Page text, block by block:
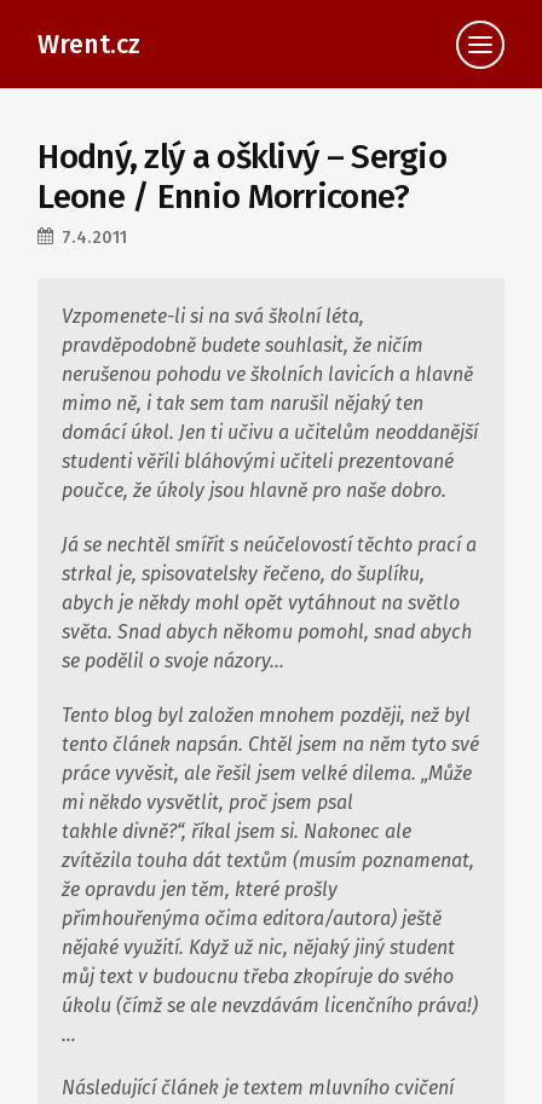
Wrent.cz
Hodný, zlý a ošklivý – Sergio
Leone / Ennio Morricone?
7.4.2011
Vzpomenete-li si na svá školní léta,
pravděpodobně budete souhlasit, že ničím
nerušenou pohodu ve školních lavicích a hlavně
mimo ně, i tak sem tam narušil nějaký ten
domácí úkol. Jen ti učivu a učitelům neoddanější
studenti věřili bláhovými učiteli prezentované
poučce, že úkoly jsou hlavně pro naše dobro.
Já se nechtěl smířit s neúčelovostí těchto prací a
strkal je, spisovatelsky řečeno, do šuplíku,
abych je někdy mohl opět vytáhnout na světlo
světa. Snad abych někomu pomohl, snad abych
se podělil o svoje názory…
Tento blog byl založen mnohem později, než byl
tento článek napsán. Chtěl jsem na něm tyto své
práce vyvěsit, ale řešil jsem velké dilema. „Může
mi někdo vysvětlit, proč jsem psal
takhledivně?“, říkal jsem si. Nakonec ale
zvítězila touha dát textům (musím poznamenat,
že opravdu jen těm, které prošly
přimhouřenýma očima editora/autora) ještě
nějaké využití. Když už nic, nějaký jiný student
můj text v budoucnu třeba zkopíruje do svého
úkolu (čímž se ale nevzdávám licenčního práva!)
…
Následující článek je textem mluvního cvičení